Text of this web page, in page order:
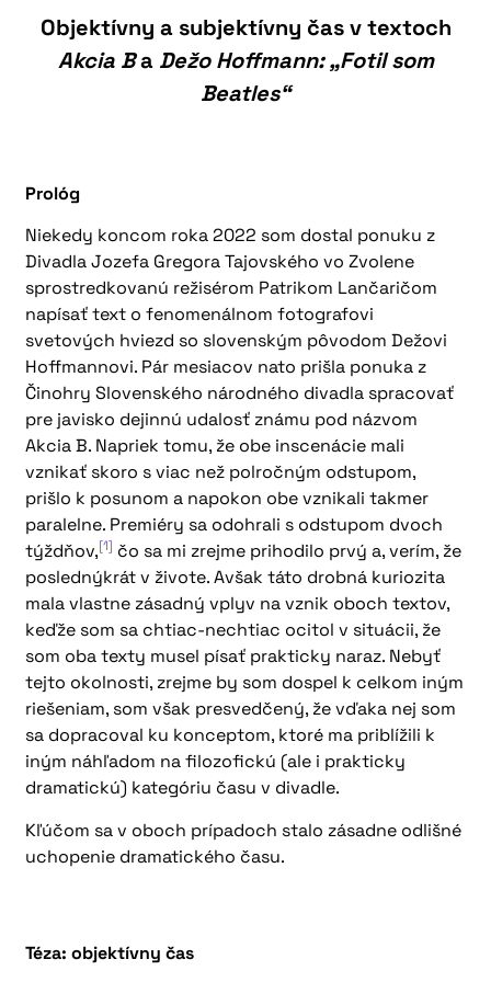
Objektívny a subjektívny čas v textoch
Akcia Ba Dežo Hoffmann: „Fotil som
Beatles“
Prológ
Niekedy koncom roka 2022 som dostal ponuku z
Divadla Jozefa Gregora Tajovského vo Zvolene
sprostredkovanú režisérom Patrikom Lančaričom
napísať text o fenomenálnom fotografovi
svetových hviezd so slovenským pôvodom Dežovi
Hoffmannovi. Pár mesiacov nato prišla ponuka z
Činohry Slovenského národného divadla spracovať
pre javisko dejinnú udalosť známu pod názvom
Akcia B. Napriek tomu, že obe inscenácie mali
vznikať skoro s viac než polročným odstupom,
prišlo k posunom a napokon obe vznikali takmer
paralelne. Premiéry sa odohrali s odstupom dvoch
týždňov,[1] čo sa mi zrejme prihodilo prvý a, verím, že
poslednýkrát v živote. Avšak táto drobná kuriozita
mala vlastne zásadný vplyv na vznik oboch textov,
keďže som sa chtiac-nechtiac ocitol v situácii, že
som oba texty musel písať prakticky naraz. Nebyť
tejto okolnosti, zrejme by som dospel k celkom iným
riešeniam, som však presvedčený, že vďaka nej som
sa dopracoval ku konceptom, ktoré ma priblížili k
iným náhľadom na filozofickú (ale i prakticky
dramatickú) kategóriu času v divadle.
Kľúčom sa v oboch prípadoch stalo zásadne odlišné
uchopenie dramatického času.
Téza: objektívny čas